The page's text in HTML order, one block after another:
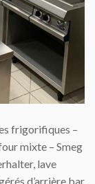
frigorifiques –
mixte – Smeg
lave
d’arrière bar